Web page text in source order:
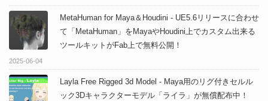
MetaHuman for Maya＆Houdini - UE5.6リリースに合わせ
て「MetaHuman」をMayaやHoudini上でカスタム出来る
ツールキットがFab上で無料公開！
2025-06-04
Layla Free Rigged 3d Model - Maya用のリグ付きセルル
ック3Dキャラクターモデル「ライラ」が無償配布中！